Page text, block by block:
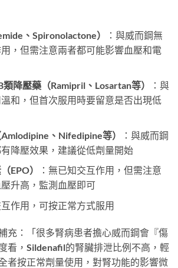
、Spironolactone）
：與威而鋼無
，但需注意兩者都可能影響血壓和電
降壓藥（Ramipril、Losartan等）
：與
和，但首次服用時要留意是否出現低
、Nifedipine等）
：與威而鋼
降壓效果，建議從低劑量開始
EPO）
：無已知交互作用，但需注意
升高，監測血壓即可
互作用，可按正常方式服用
充：「很多腎病患者擔心威而鋼會『傷
看，Sildenafil的腎臟排泄比例不高，輕
者按正常劑量使用，對腎功能的影響微